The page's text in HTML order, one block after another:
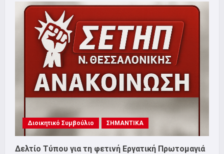
Διοικητικό Συμβούλιο ΣΗΜΑΝΤΙΚΑ
Δελτίο Τύπου για τη φετινή Εργατική Πρωτομαγιά